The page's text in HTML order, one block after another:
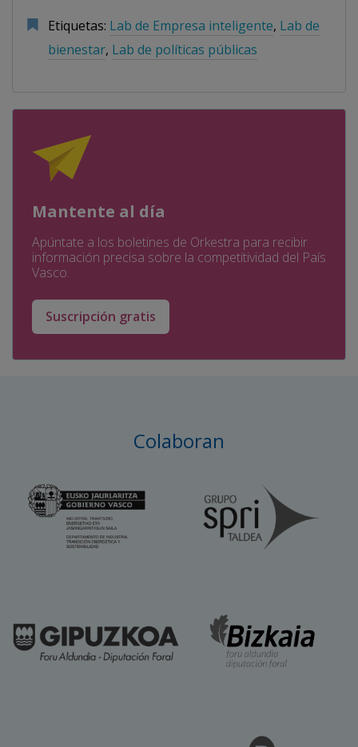
Etiquetas: Lab de Empresa inteligente, Lab de
bienestar, Lab de políticas públicas
Mantente al día
Apúntate a los boletines de Orkestra para recibir
información precisa sobre la competitividad del País
Vasco.
Suscripción gratis
Colaboran